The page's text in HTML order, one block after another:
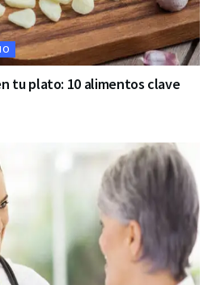
tu plato: 10 alimentos clave